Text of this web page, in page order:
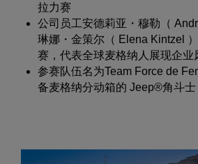
拉力赛
公司员工安德莉亚・穆勒（
琳娜・金策尔（ Elena Kintzel
赛，代表全球麦格纳人展现企业
参赛队伍名为Team Force de
备麦格纳分动箱的 Jeep®角斗